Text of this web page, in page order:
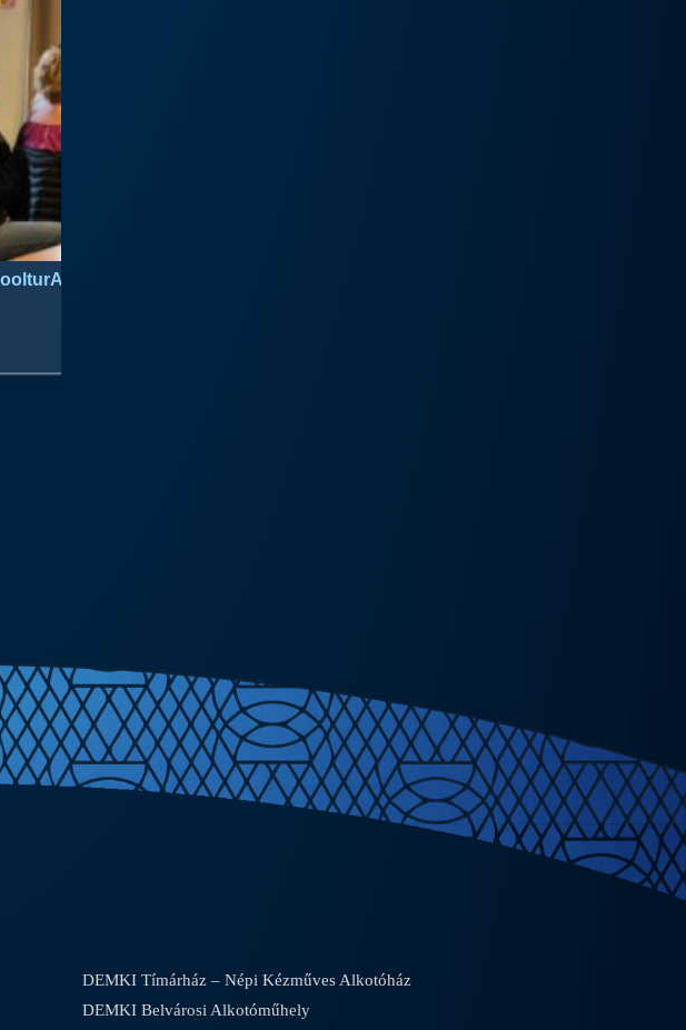
Licit-Day™ művészeti kiállítás és művészeti nap
DEMKI Tímárház – Népi Kézműves Alkotóház
DEMKI Belvárosi Alkotóműhely